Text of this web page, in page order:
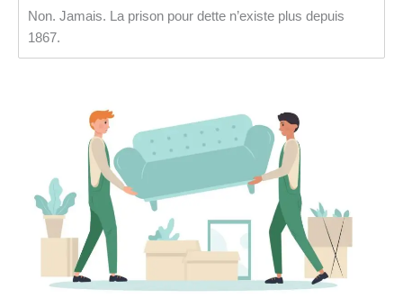
Non. Jamais. La prison pour dette n’existe plus depuis
1867.